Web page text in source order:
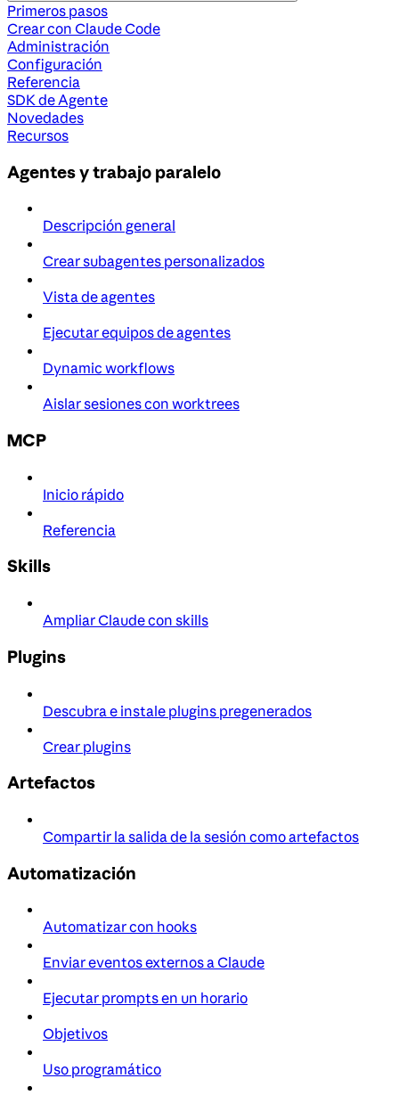
Primeros pasos
Crear con Claude Code
Administración
Configuración
Referencia
SDK de Agente
Novedades
Recursos
Agentes y trabajo paralelo
Descripción general
Crear subagentes personalizados
Vista de agentes
Ejecutar equipos de agentes
Dynamic workflows
Aislar sesiones con worktrees
MCP
Inicio rápido
Referencia
Skills
Ampliar Claude con skills
Plugins
Descubra e instale plugins pregenerados
Crear plugins
Artefactos
Compartir la salida de la sesión como artefactos
Automatización
Automatizar con hooks
Enviar eventos externos a Claude
Ejecutar prompts en un horario
Objetivos
Uso programático